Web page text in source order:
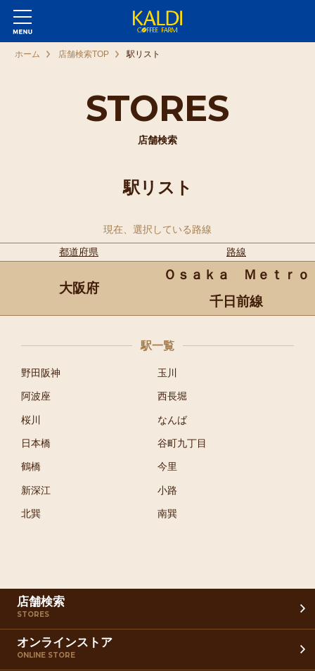
STORES
店舗検索
ホーム 店舗検索TOP 駅リスト
駅リスト
現在、選択している路線
都道府県
路線
大阪府
Ｏｓａｋａ Ｍｅｔｒｏ
千日前線
駅一覧
野田阪神 玉川
阿波座 西長堀
桜川 なんば
日本橋 谷町九丁目
鶴橋 今里
新深江 小路
北巽 南巽
店舗検索
STORES
オンラインストア
ONLINE STORE